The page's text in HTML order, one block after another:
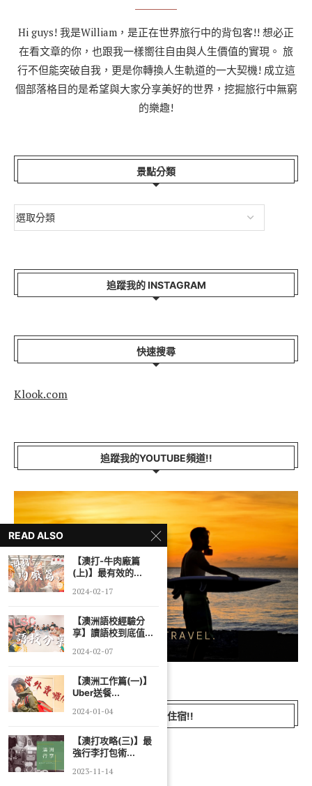
Hi guys! 我是William，是正在世界旅行中的背包客!! 想必正
在看文章的你，也跟我一樣嚮往自由與人生價值的實現。 旅
行不但能突破自我，更是你轉換人生軌道的一大契機! 成立這
個部落格目的是希望與大家分享美好的世界，挖掘旅行中無窮
的樂趣!
景點分類
追蹤我的 INSTAGRAM
快速搜尋
Klook.com
追蹤我的YOUTUBE頻道!!
發現最便宜住宿!!
READ ALSO
【澳打-牛肉廠篇
(上)】最有效的...
2024-02-17
【澳洲語校經驗分
享】讀語校到底值...
2024-02-07
【澳洲工作篇(一)】
Uber送餐...
2024-01-04
【澳打攻略(三)】最
強行李打包術...
2023-11-14